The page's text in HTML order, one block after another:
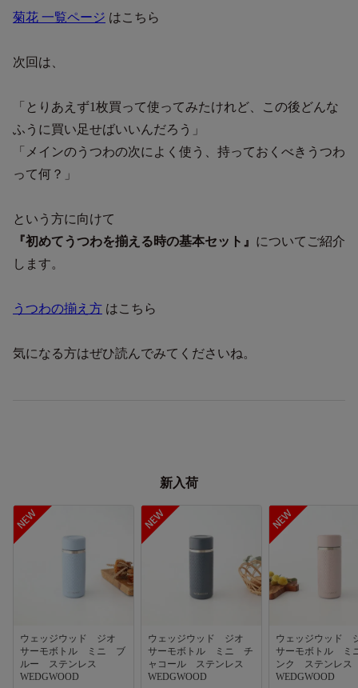
菊花 一覧ページ はこちら
次回は、
「とりあえず1枚買って使ってみたけれど、この後どんな
ふうに買い足せばいいんだろう」
「メインのうつわの次によく使う、持っておくべきうつわ
って何？」
という方に向けて
『初めてうつわを揃える時の基本セット』 についてご紹介
します。
うつわの揃え方 はこちら
気になる方はぜひ読んでみてくださいね。
新入荷
ウェッジウッド ジオ
サーモボトル ミニ ブ
ルー ステンレス
WEDGWOOD
ウェッジウッド ジオ
サーモボトル ミニ チ
ャコール ステンレス
WEDGWOOD
ウェッジウッド
サーモボトル
ンク ステンレ
WEDGWOOD